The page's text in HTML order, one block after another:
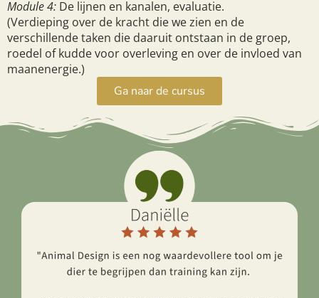
Module 4: De lijnen en kanalen, evaluatie.
(Verdieping over de kracht die we zien en de
verschillende taken die daaruit ontstaan in de groep,
roedel of kudde voor overleving en over de invloed van
maanenergie.)
Ga naar de cursus